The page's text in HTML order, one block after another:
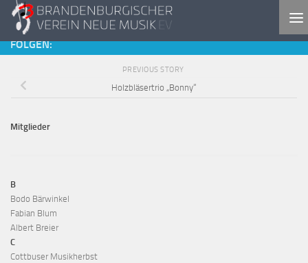
Skip to content
FOLGEN:
PREVIOUS STORY
Holzbläsertrio „Bonny“
Mitglieder
B
Bodo Bärwinkel
Fabian Blum
Albert Breier
C
Cottbuser Musikherbst